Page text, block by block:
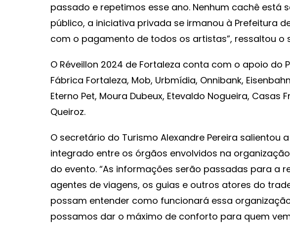
passado e repetimos esse ano. Nenhum cachê está
público, a iniciativa privada se irmanou à Prefeitura
com o pagamento de todos os artistas”, ressaltou o
O Réveillon 2024 de Fortaleza conta com o apoio do
Fábrica Fortaleza, Mob, Urbmídia, Onnibank,
Eterno Pet, Moura Dubeux, Etevaldo Nogueira, Casas
Queiroz.
O secretário do Turismo Alexandre Pereira salientou
integrado entre os órgãos envolvidos na
do evento. “As informações serão passadas para a
agentes de viagens, os guias e outros atores do
possam entender como funcionará essa
possamos dar o máximo de conforto para quem